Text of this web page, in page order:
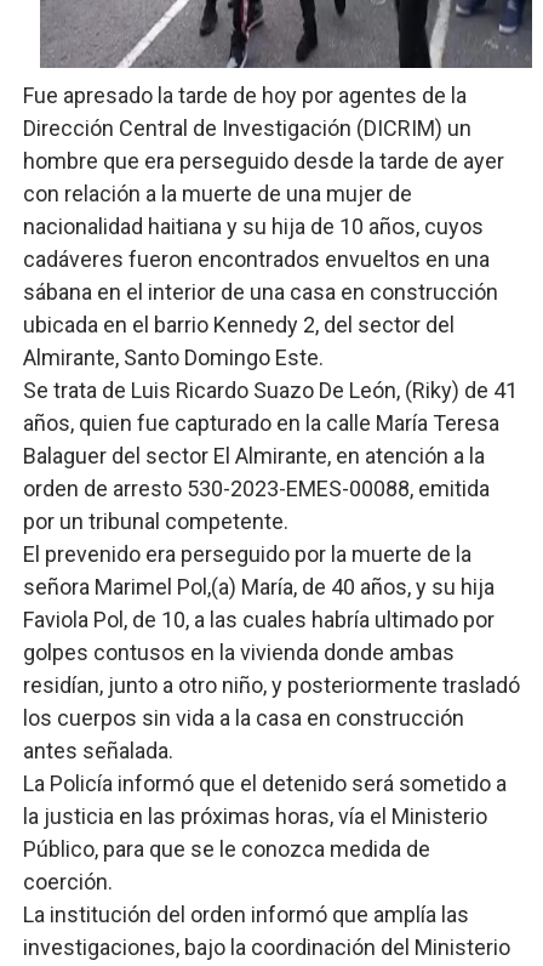
El PRM renueva su cúpula directiva: Luis Abinader
Fellito Suberví inspecciona obras en las “villas” y
Comedores Comunitarios de DASAC garantizan
UNTC inicia ofensiva para recuperar fuerza gremial
PRM escogerá este domingo su nueva cúpula
Fue apresado la tarde de hoy por agentes de la
Dirección Central de Investigación (DICRIM) un
hombre que era perseguido desde la tarde de ayer
con relación a la muerte de una mujer de
nacionalidad haitiana y su hija de 10 años, cuyos
cadáveres fueron encontrados envueltos en una
sábana en el interior de una casa en construcción
ubicada en el barrio Kennedy 2, del sector del
Almirante, Santo Domingo Este.
Se trata de Luis Ricardo Suazo De León, (Riky) de 41
años, quien fue capturado en la calle María Teresa
Balaguer del sector El Almirante, en atención a la
orden de arresto 530-2023-EMES-00088, emitida
por un tribunal competente.
El prevenido era perseguido por la muerte de la
señora Marimel Pol,(a) María, de 40 años, y su hija
Faviola Pol, de 10, a las cuales habría ultimado por
golpes contusos en la vivienda donde ambas
residían, junto a otro niño, y posteriormente trasladó
los cuerpos sin vida a la casa en construcción
antes señalada.
La Policía informó que el detenido será sometido a
la justicia en las próximas horas, vía el Ministerio
Público, para que se le conozca medida de
coerción.
La institución del orden informó que amplía las
investigaciones, bajo la coordinación del Ministerio